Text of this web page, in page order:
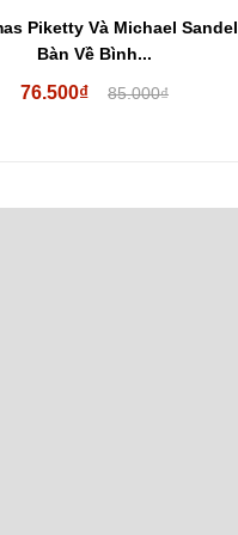
Piketty Và Michael Sandel
Bàn Về Bình...
76.500₫ 85.000₫